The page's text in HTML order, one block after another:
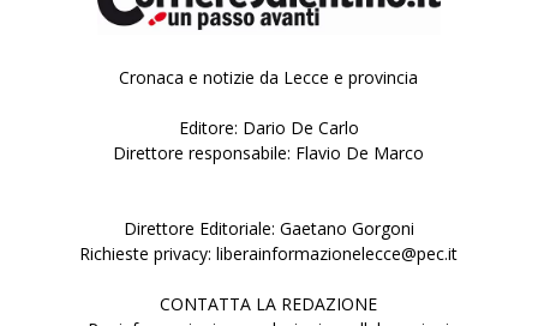
Cronaca e notizie da Lecce e provincia
Editore: Dario De Carlo
Direttore responsabile: Flavio De Marco
Direttore Editoriale: Gaetano Gorgoni
Richieste privacy: liberainformazionelecce@pec.it
CONTATTA LA REDAZIONE